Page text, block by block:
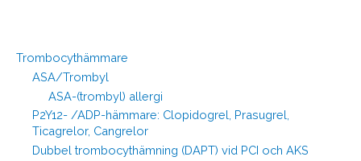
Trombocythämmare
ASA/Trombyl
ASA-(trombyl) allergi
P2Y12- /ADP-hämmare: Clopidogrel, Prasugrel,
Ticagrelor, Cangrelor
Dubbel trombocythämning (DAPT) vid PCI och AKS